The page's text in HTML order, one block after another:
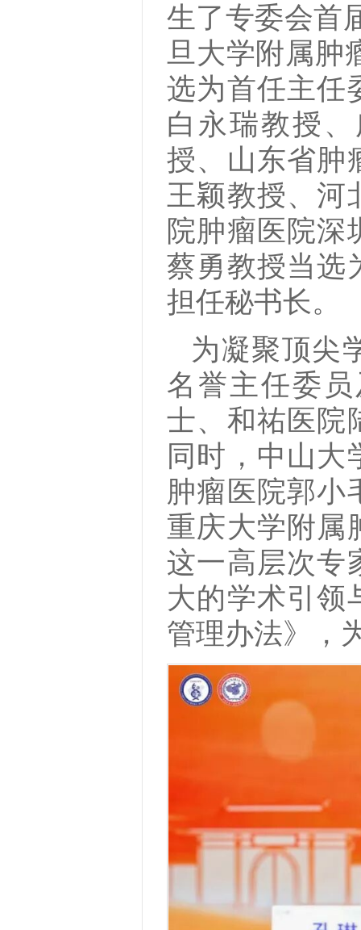
生了专委会首
旦大学附属肿
选为首任主任
白永瑞教授
授、山东省肿
王颖教授、河
院肿瘤医院深
蔡勇教授当选
担任秘书长。
为凝聚顶尖
名誉主任委
士、和祐医院
同时，中山大
肿瘤医院郭小
重庆大学附属
这一高层次专
大的学术引领
管理办法》，